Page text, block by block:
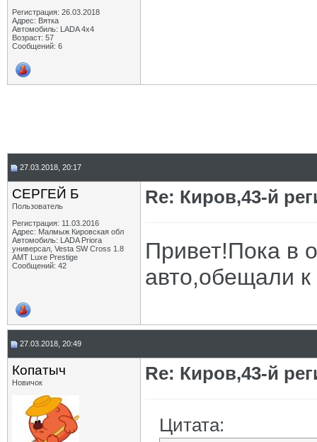
Регистрация: 26.03.2018
Адрес: Вятка
Автомобиль: LADA 4х4
Возраст: 57
Сообщений: 6
27.03.2018, 20:17
СЕРГЕЙ Б
Пользователь
Регистрация: 11.03.2016
Адрес: Малмыж Кировская обл
Автомобиль: LADA Priora
универсал, Vesta SW Cross 1.8
АМТ Luxe Prestige
Сообщений: 42
Re: Киров,43-й
Привет!Пока в
авто,обещали
27.03.2018, 20:49
Копатыч
Новичок Re: Киров,43-й
Цитата: